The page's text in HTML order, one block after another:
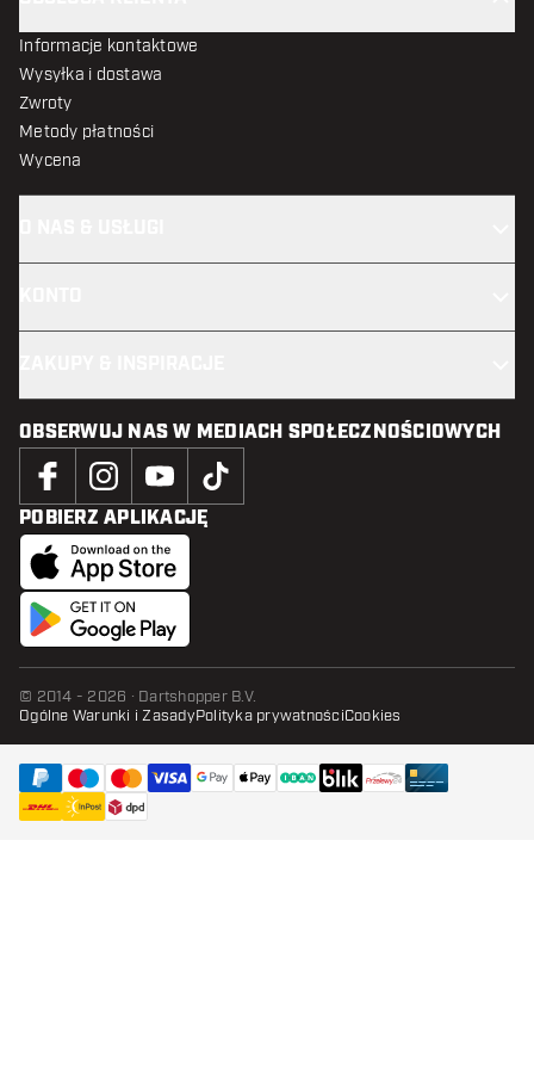
Informacje kontaktowe
Wysyłka i dostawa
Zwroty
Metody płatności
Wycena
OBSERWUJ NAS W MEDIACH SPOŁECZNOŚCIOWYCH
POBIERZ APLIKACJĘ
© 2014 - 2026 · Dartshopper B.V.
Ogólne Warunki i ZasadyPolityka prywatnościCookies